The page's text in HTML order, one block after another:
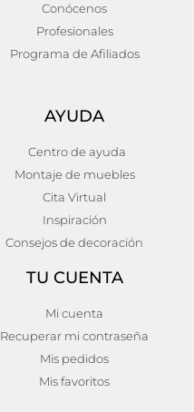
Cómoda zael
360,00€
Añadir al carrito
Conócenos
Profesionales
Programa de Afiliados
AYUDA
Centro de ayuda
Montaje de muebles
Cita Virtual
Inspiración
Consejos de decoración
TU CUENTA
Mi cuenta
Recuperar mi contraseña
Mis pedidos
Mis favoritos